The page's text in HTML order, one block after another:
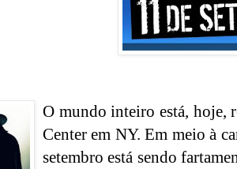
O mundo inteiro está, hoje,
Center em NY. Em meio à
setembro está sendo